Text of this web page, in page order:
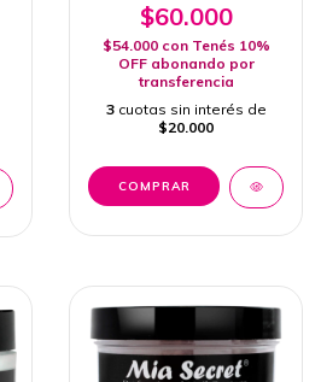
$60.000
$54.000 con Tenés 10%
OFF abonando por
transferencia
3 cuotas sin interés de
$20.000